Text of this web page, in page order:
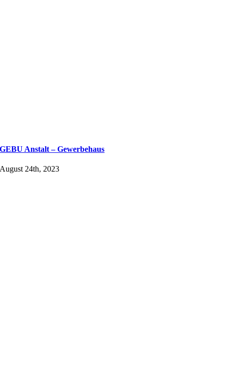
GEBU Anstalt – Gewerbehaus
August 24th, 2023